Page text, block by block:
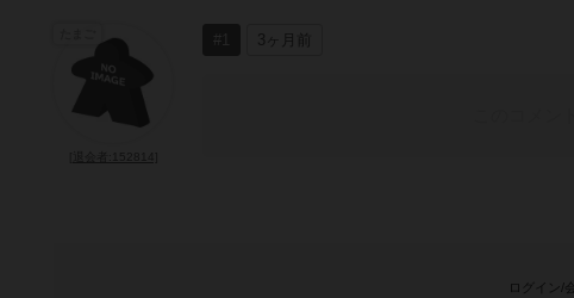
3ヶ月前
ログイン/